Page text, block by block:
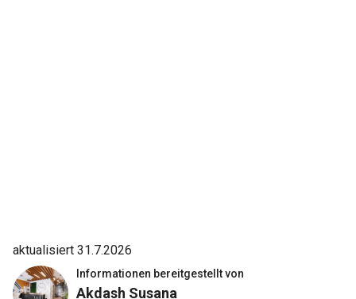
Informationen bereitgestellt von
Akdash Susana
aktualisiert 31.7.2026